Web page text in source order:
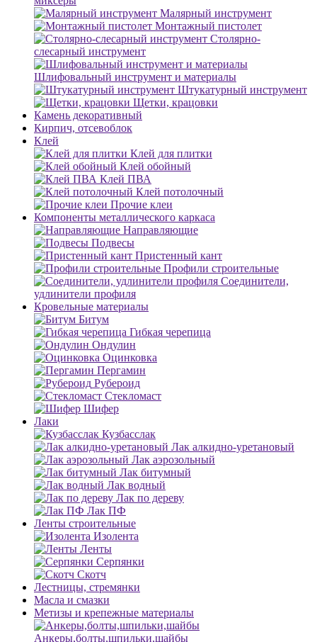
Малярный инструмент
Монтажный пистолет
Столярно-
слесарный инструмент
Шлифовальный инструмент и материалы
Штукатурный инструмент
Щетки, крацовки
Камень декоративный
Кирпич, отсевоблок
Клей
Клей для плитки
Клей обойный
Клей ПВА
Клей потолочный
Прочие клеи
Компоненты металлического каркаса
Направляющие
Подвесы
Пристенный кант
Профили строительные
Соединители,
удлинители профиля
Кровельные материалы
Битум
Гибкая черепица
Ондулин
Оцинковка
Пергамин
Рубероид
Стекломаст
Шифер
Лаки
Кузбасслак
Лак алкидно-уретановый
Лак аэрозольный
Лак битумный
Лак водный
Лак по дереву
Лак ПФ
Ленты строительные
Изолента
Ленты
Серпянки
Скотч
Лестницы, стремянки
Масла и смазки
Метизы и крепежные материалы
Анкеры,болты,шпильки,шайбы